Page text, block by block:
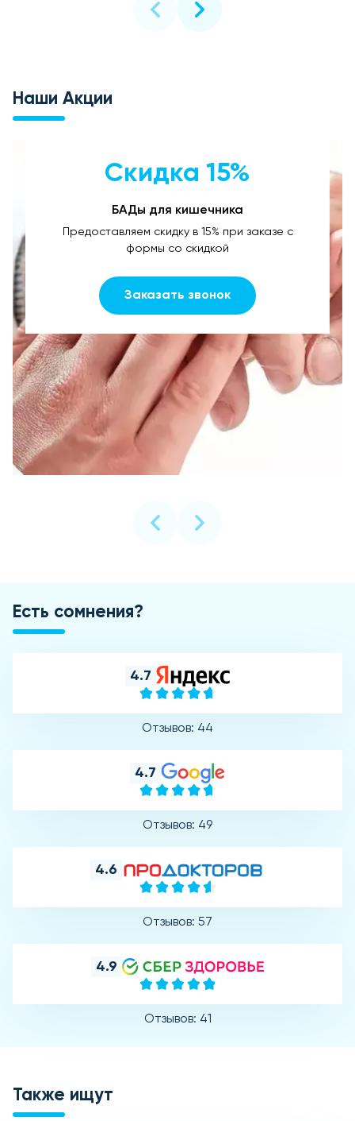
Наши Акции
Скидка 15%
БАДы для кишечника
Предоставляем скидку в 15% при заказе с
формы со скидкой
Заказать звонок
Есть сомнения?
4.7
Отзывов: 44
4.7
Отзывов: 49
4.6
Отзывов: 57
4.9
Отзывов: 41
Также ищут